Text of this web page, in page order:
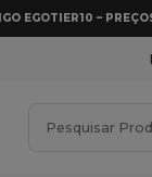
EGOTIER10 –